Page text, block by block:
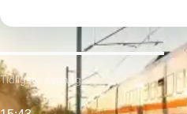
Tidligste avgang: